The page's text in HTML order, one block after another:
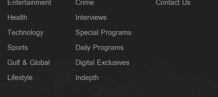
Entertainment
Health
Technology
Sports
Gulf & Global
Lifestyle
Crime
Interviews
Special Programs
Daily Programs
Digital Exclusives
Indepth
Contact Us